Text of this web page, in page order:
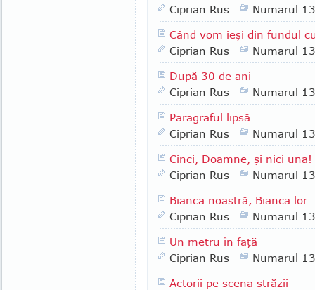
Ciprian Rus
Numarul
Când vom ieşi din fundul
Ciprian Rus
Numarul
După 30 de ani
Ciprian Rus
Numarul
Paragraful lipsă
Ciprian Rus
Numarul
Cinci, Doamne, şi nici una!
Ciprian Rus
Numarul
Bianca noastră, Bianca lor
Ciprian Rus
Numarul
Un metru în faţă
Ciprian Rus
Numarul
Actorii pe scena străzii